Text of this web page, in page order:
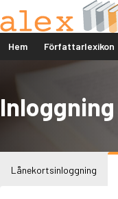
Hem Författarlexikon
Inloggning
Lånekortsinloggning